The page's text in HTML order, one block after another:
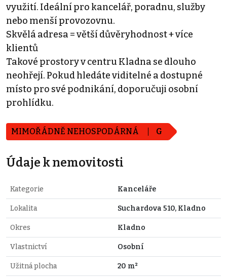
využití. Ideální pro kancelář, poradnu, služby
nebo menší provozovnu.
Skvělá adresa = větší důvěryhodnost + více
klientů
Takové prostory v centru Kladna se dlouho
neohřejí. Pokud hledáte viditelné a dostupné
místo pro své podnikání, doporučuji osobní
prohlídku.
MIMOŘÁDNĚ NEHOSPODÁRNÁ G
Údaje k nemovitosti
Kategorie Kanceláře
Lokalita Suchardova 510, Kladno
Okres Kladno
Vlastnictví Osobní
Užitná plocha 20 m²